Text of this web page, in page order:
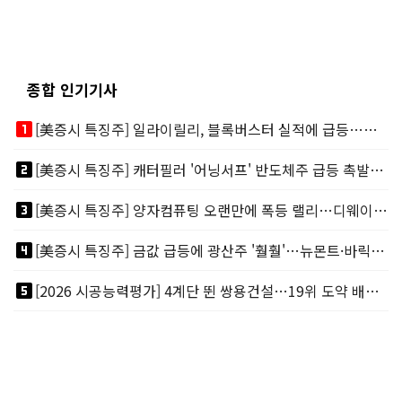
종합 인기기사
looks_one
[美증시 특징주] 일라이릴리, 블록버스터 실적에 급등…마운자로 매출 폭발
looks_two
[美증시 특징주] 캐터필러 '어닝서프' 반도체주 급등 촉발…"AI 데이터센터 건설 강력"
looks_3
[美증시 특징주] 양자컴퓨팅 오랜만에 폭등 랠리…디웨이브·아이온큐 주도
looks_4
[美증시 특징주] 금값 급등에 광산주 '훨훨'…뉴몬트·바릭마이닝 주도
looks_5
[2026 시공능력평가] 4계단 뛴 쌍용건설…19위 도약 배경엔 ‘재무체력’